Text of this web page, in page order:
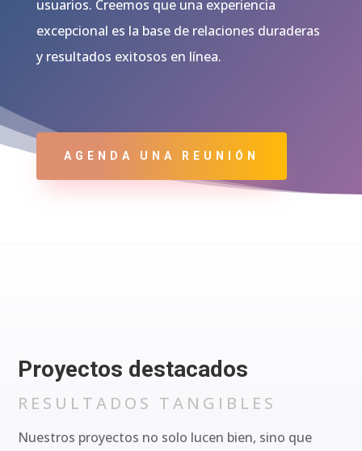
usuarios. Creemos que una experiencia
excepcional es la base de relaciones duraderas
y resultados exitosos en línea.
AGENDA UNA REUNIÓN
Proyectos destacados
RESULTADOS TANGIBLES
Nuestros proyectos no solo lucen bien, sino que